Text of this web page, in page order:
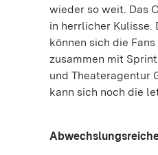
wieder so weit. Das
in herrlicher Kulisse.
können sich die
zusammen mit
und Theateragentur
kann sich noch die